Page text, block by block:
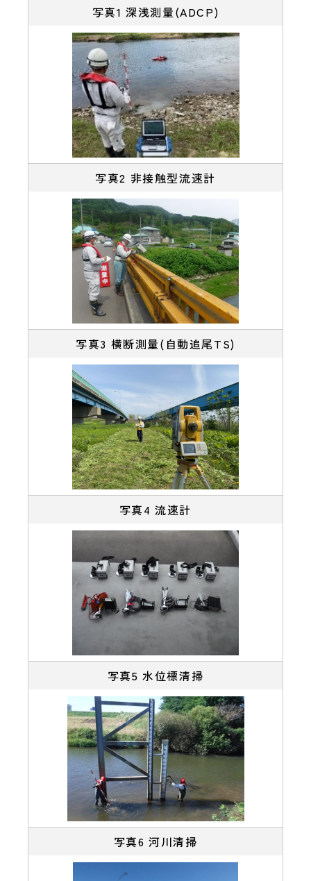
写真1 深浅測量(ADCP)
写真2 非接触型流速計
写真3 横断測量(自動追尾TS)
写真4 流速計
写真5 水位標清掃
写真6 河川清掃